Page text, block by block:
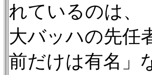
れているのは、
大バッハの先任
前だけは有名